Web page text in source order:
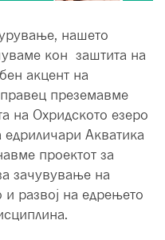
нашето
кон заштита на
акцент на
правец преземавме
на Охридското езеро
Акватика
проектот за
зачувување на
развој на едрењето